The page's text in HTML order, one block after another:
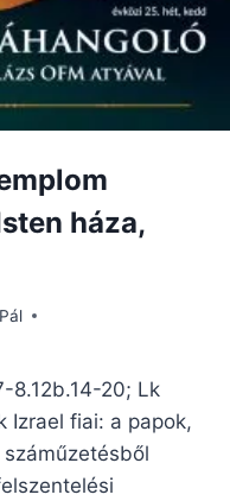
háza,
8.12b.14-20; Lk
Izrael fiai: a papok,